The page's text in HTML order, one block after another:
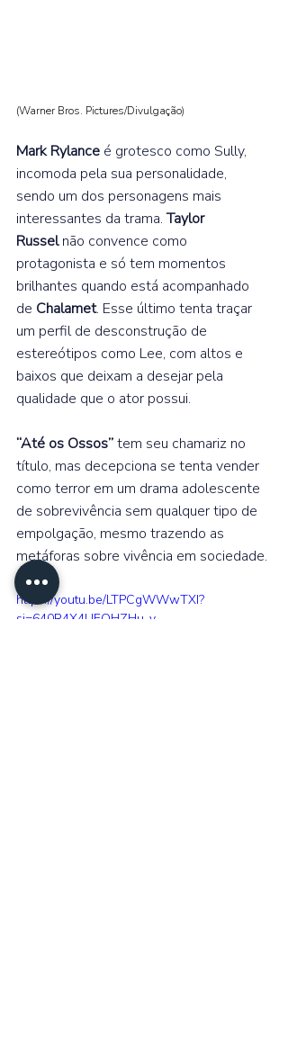
(Warner Bros. Pictures/Divulgação)
Mark Rylance é grotesco como Sully,
incomoda pela sua personalidade,
sendo um dos personagens mais
interessantes da trama. Taylor
Russel não convence como
protagonista e só tem momentos
brilhantes quando está acompanhado
de Chalamet. Esse último tenta traçar
um perfil de desconstrução de
estereótipos como Lee, com altos e
baixos que deixam a desejar pela
qualidade que o ator possui.
“Até os Ossos” tem seu chamariz no
título, mas decepciona se tenta vender
como terror em um drama adolescente
de sobrevivência sem qualquer tipo de
empolgação, mesmo trazendo as
metáforas sobre vivência em sociedade.
https://youtu.be/LTPCgWWwTXI?
si=640R4X4UEQHZHu-v